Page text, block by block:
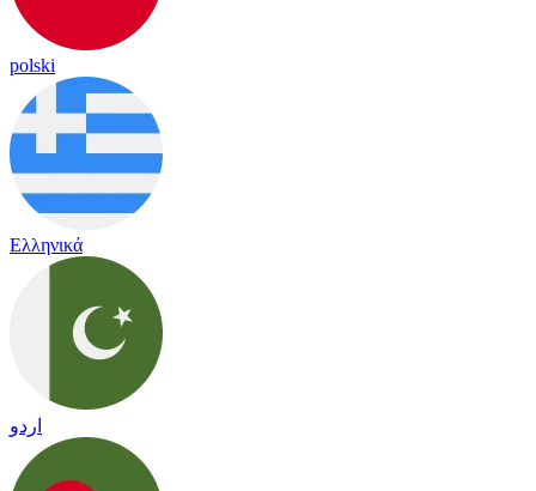
polski
Ελληνικά
اردو